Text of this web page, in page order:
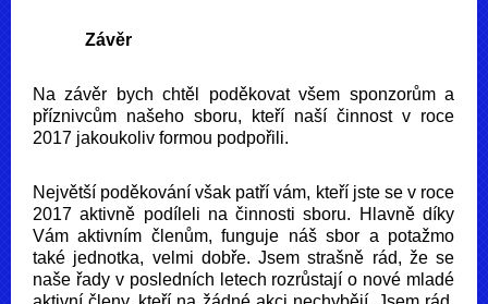
Závěr
Na závěr bych chtěl poděkovat všem sponzorům a
příznivcům našeho sboru, kteří naší činnost v roce
2017 jakoukoliv formou podpořili.
Největší poděkování však patří vám, kteří jste se v roce
2017 aktivně podíleli na činnosti sboru. Hlavně díky
Vám aktivním členům, funguje náš sbor a potažmo
také jednotka, velmi dobře. Jsem strašně rád, že se
naše řady v posledních letech rozrůstají o nové mladé